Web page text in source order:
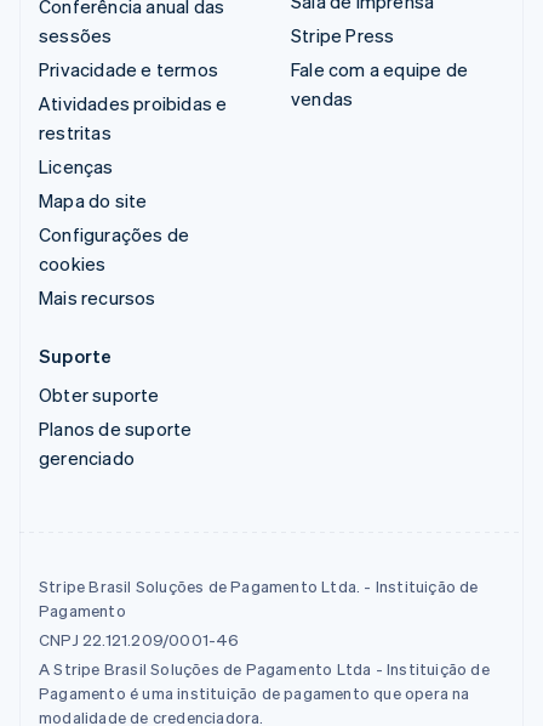
Conferência anual das
sessões
Privacidade e termos
Atividades proibidas e
restritas
Licenças
Mapa do site
Configurações de
cookies
Mais recursos
Stripe Press
Fale com a equipe de
vendas
Suporte
Obter suporte
Planos de suporte
gerenciado
Stripe Brasil Soluções de Pagamento Ltda. - Instituição de
Pagamento
CNPJ 22.121.209/0001-46
A Stripe Brasil Soluções de Pagamento Ltda - Instituição de
Pagamento é uma instituição de pagamento que opera na
modalidade de credenciadora.